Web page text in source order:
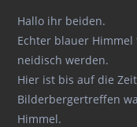
Hallo ihr beiden.
Echter blauer
neidisch werden.
Hier ist bis auf die
Bilderbergertreffen
Himmel.